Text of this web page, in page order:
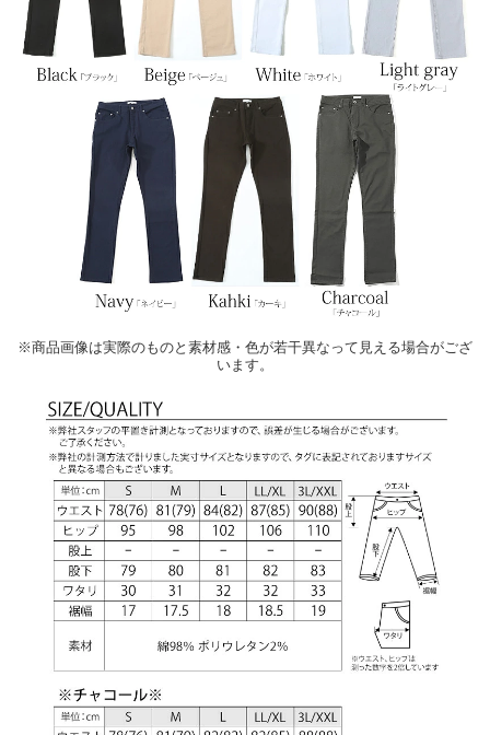
※商品画像は実際のものと素材感・色が若干異なって見える場合がござ
います。